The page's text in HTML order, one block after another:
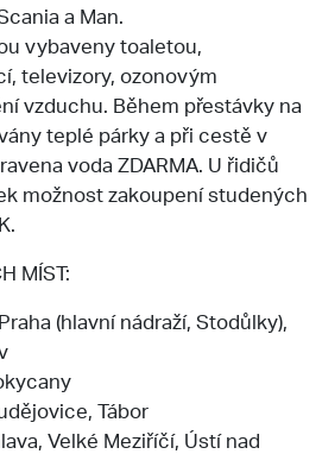
a Man.
vybaveny toaletou,
televizory, ozonovým
vzduchu. Během přestávky na
teplé párky a při cestě v
voda ZDARMA. U řidičů
možnost zakoupení studených
MÍST:
Praha (hlavní nádraží, Stodůlky),
Tábor
Velké Meziříčí, Ústí nad